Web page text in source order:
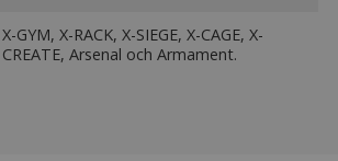
X-GYM, X-RACK, X-SIEGE, X-CAGE, X-
CREATE, Arsenal och Armament.